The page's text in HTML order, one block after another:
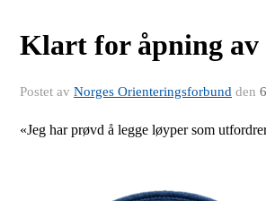
Klart for åpning av
Postet av Norges Orienteringsforbund den
«Jeg har prøvd å legge løyper som